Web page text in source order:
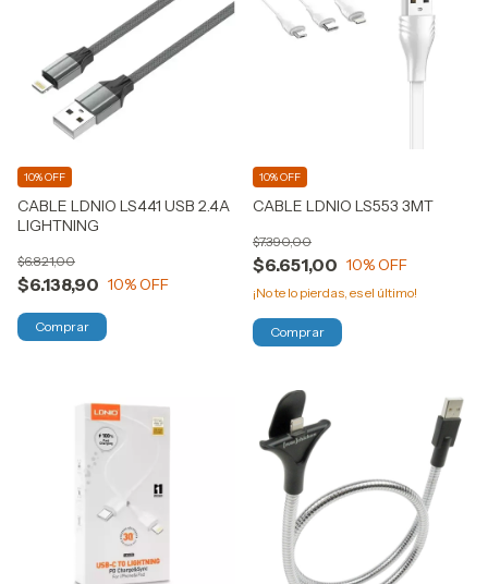
CABLE LDNIO LS441 USB 2.4A
LIGHTNING
$6.138,90
$6.821,00
10% OFF
10% OFF
CABLE LDNIO LS553 3MT
$6.651,00
$7.390,00
10% OFF
10% OFF
¡No te lo pierdas, es el último!
Comprar